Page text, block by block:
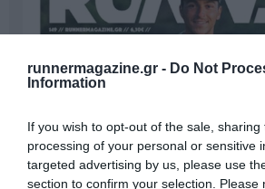
runnermagazine.gr - Do Not
Information
If you wish to opt-out of the sale,
processing of your personal or sensitive
targeted advertising by us, please use
section to confirm your selection. Please